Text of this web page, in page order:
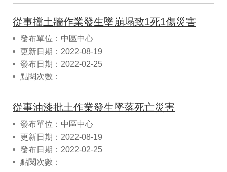
從事擋土牆作業發生墜崩塌致1死1傷災害
發布單位：中區中心
更新日期：2022-08-19
發布日期：2022-02-25
點閱次數：
從事油漆批土作業發生墜落死亡災害
發布單位：中區中心
更新日期：2022-08-19
發布日期：2022-02-25
點閱次數：